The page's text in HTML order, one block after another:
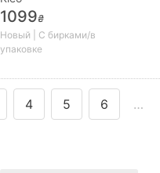
1099₴
Новый | С бирками/в
упаковке
4 5 6 …